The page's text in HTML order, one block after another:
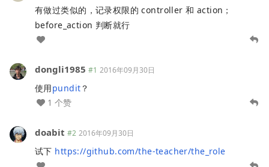
有做过类似的，记录权限的 controller 和 action；
before_action 判断就行
dongli1985 #1 2016年09月30日
使用pundit ？
1 个赞
doabit #2 2016年09月30日
试下 https://github.com/the-teacher/the_role